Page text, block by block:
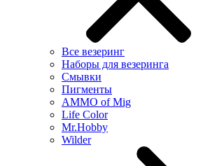
Все везеринг
Наборы для везеринга
Смывки
Пигменты
AMMO of Mig
Life Color
Mr.Hobby
Wilder